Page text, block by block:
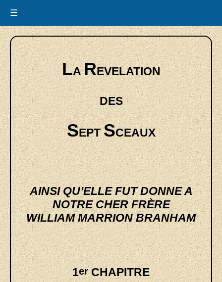
☰
LAREVELATION
DES
SEPTSCEAUX
AINSI QU’ELLE FUT DONNE A
NOTRE CHER FRÈRE
WILLIAM MARRION BRANHAM
1erCHAPITRE